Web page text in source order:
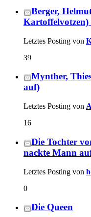
Berger,
Kartoffelvotzen)
Letztes Posting von
39
Mynther,
auf)
Letztes Posting von
16
Die Tochter
nackte Mann
Letztes Posting von
0
Die Queen